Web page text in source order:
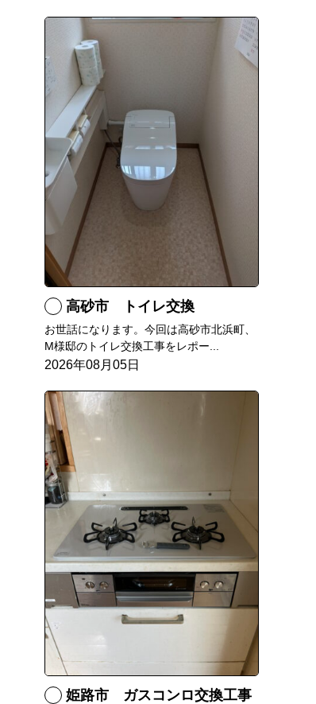
高砂市 トイレ交換
お世話になります。今回は高砂市北浜町、
M様邸のトイレ交換工事をレポー...
2026年08月05日
姫路市 ガスコンロ交換工事